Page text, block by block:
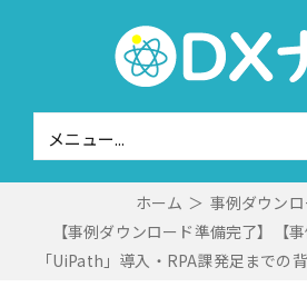
メニュー...
ホーム ＞ 事例ダウンロ
【事例ダウンロード準備完了】【
「UiPath」導入・RPA課発足までの